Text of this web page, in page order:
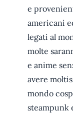
e
americani
legati al
molte
e anime
avere
mondo
steampunk